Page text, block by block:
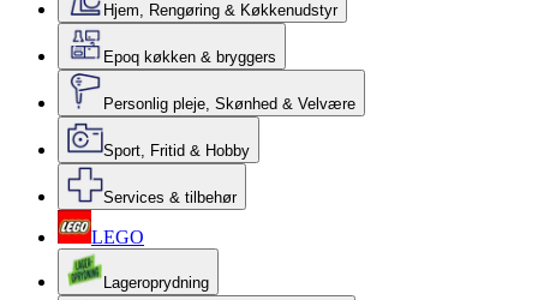
Hjem, Rengøring & Køkkenudstyr
Epoq køkken & bryggers
Personlig pleje, Skønhed & Velvære
Sport, Fritid & Hobby
Services & tilbehør
LEGO
Lageroprydning